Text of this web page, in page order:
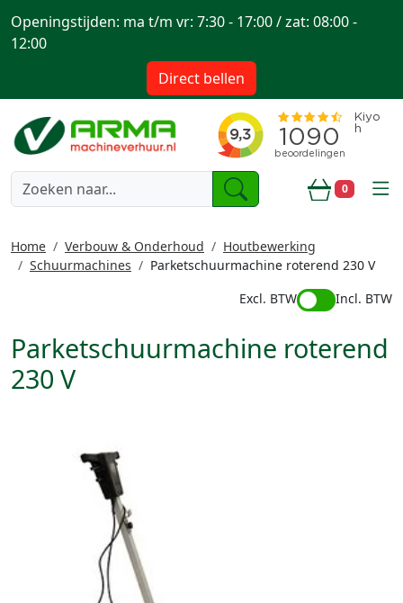
0
Openingstijden: ma t/m vr: 7:30 - 17:00 / zat: 08:00 -
12:00
Direct bellen
Home Verbouw & Onderhoud
Houtbewerking
Schuurmachines
Parketschuurmachine roterend 230 V
Excl. BTW
Incl. BTW
Parketschuurmachine roterend
230 V